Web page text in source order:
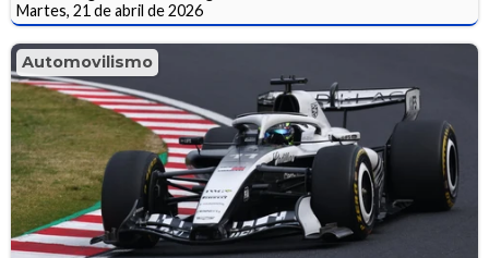
Martes, 21 de abril de 2026
Automovilismo